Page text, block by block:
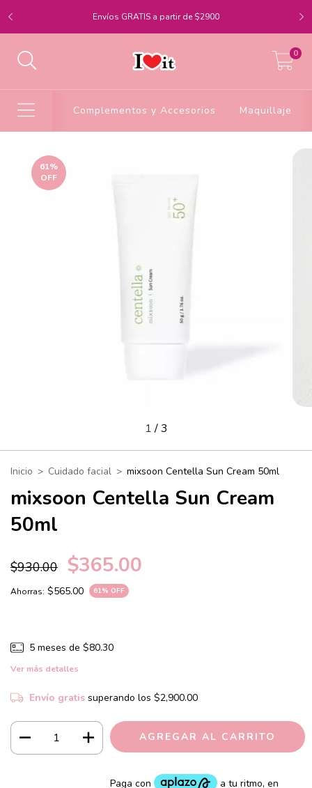
Envíos GRATIS a partir de $2900
0
Complementos y Accesorios Maquillaje
61%
OFF
1/3
Inicio > Cuidado facial > mixsoon Centella Sun Cream 50ml
mixsoon Centella Sun Cream
50ml
$930.00 $365.00
Ahorras: $565.00 61% OFF
5 meses de $80.30
Ver más detalles
Envío gratis superando los $2,900.00